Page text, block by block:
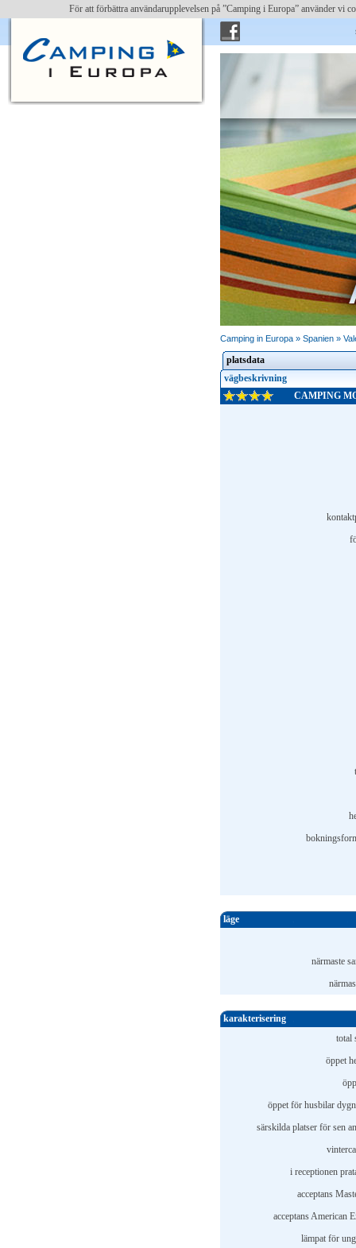
För att förbättra användarupplevelsen på ”Camping i Europa” använder
Camping in Europa » Spanien »
platsdata
vägbeskrivning
CAMPING
läge
närmaste
karakterisering
total
öppet
öppet för husbilar
särskilda platser för sen
i receptionen
acceptans
acceptans American
lämpat för